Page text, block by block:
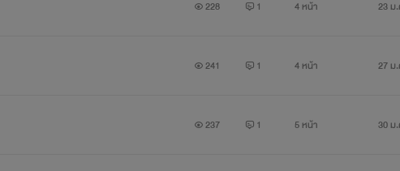
228 1 4 หน้า 23 ม
241 1 4 หน้า 27 ม
237 1 5 หน้า 30 ม